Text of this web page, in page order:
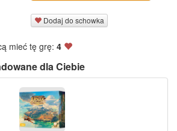
Dodaj do schowka
mieć tę grę: 4
dla Ciebie